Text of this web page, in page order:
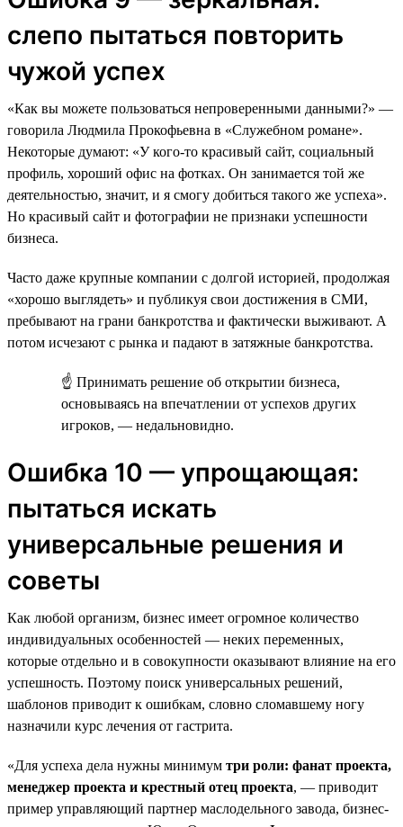
слепо пытаться повторить
чужой успех
«Как вы можете пользоваться непроверенными данными?» —
говорила Людмила Прокофьевна в «Служебном романе».
Некоторые думают: «У кого-то красивый сайт, социальный
профиль, хороший офис на фотках. Он занимается той же
деятельностью, значит, и я смогу добиться такого же успеха».
Но красивый сайт и фотографии не признаки успешности
бизнеса.
Часто даже крупные компании с долгой историей, продолжая
«хорошо выглядеть» и публикуя свои достижения в СМИ,
пребывают на грани банкротства и фактически выживают. А
потом исчезают с рынка и падают в затяжные банкротства.
☝ Принимать решение об открытии бизнеса,
основываясь на впечатлении от успехов других
игроков, — недальновидно.
Ошибка 10 — упрощающая:
пытаться искать
универсальные решения и
советы
Как любой организм, бизнес имеет огромное количество
индивидуальных особенностей — неких переменных,
которые отдельно и в совокупности оказывают влияние на его
успешность. Поэтому поиск универсальных решений,
шаблонов приводит к ошибкам, словно сломавшему ногу
назначили курс лечения от гастрита.
«Для успеха дела нужны минимум три роли: фанат проекта,
менеджер проекта и крестный отец проекта, — приводит
пример управляющий партнер маслодельного завода, бизнес-